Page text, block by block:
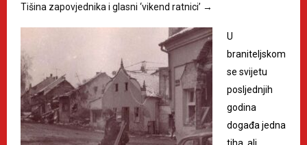
Tišina zapovjednika i glasni ‘vikend ratnici’ →
U
braniteljskom
se svijetu
posljednjih
godina
događa jedna
tiha, ali